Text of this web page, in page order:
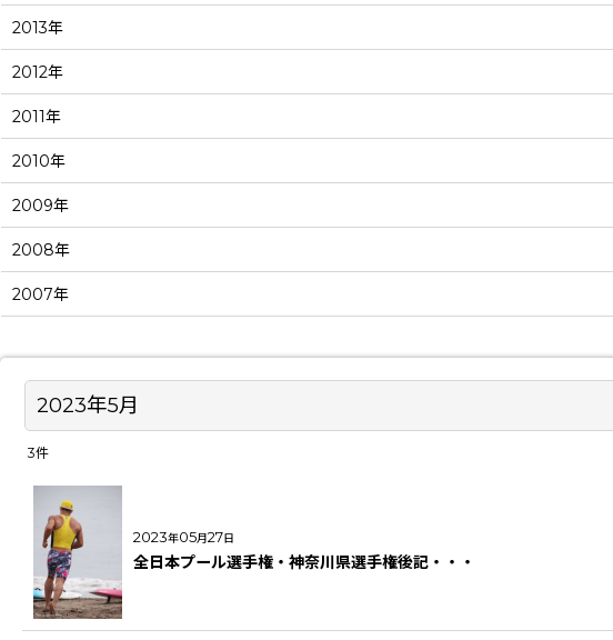
2023年5月
3件
2023年05月27日
全日本プール選手権・神奈川県選手権後記・・・
2013年
2012年
2011年
2010年
2009年
2008年
2007年